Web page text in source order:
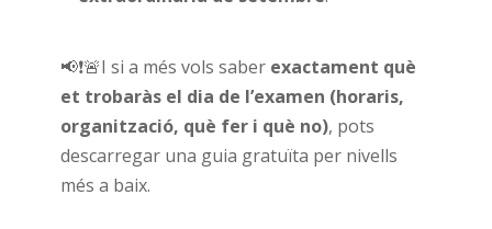
📢❗🚨I si a més vols saber exactament què
et trobaràs el dia de l’examen (horaris,
organització, què fer i què no), pots
descarregar una guia gratuïta per nivells
més a baix.